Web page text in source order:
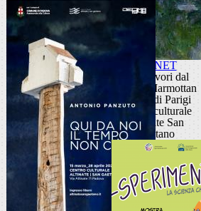
MONET
Capolavori dal
Musée Marmottan
Monet di Parigi
Centro culturale
Altinate San
Gaetano